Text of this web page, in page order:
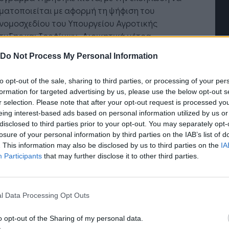
Do Not Process My Personal Information
opt-out of the sale, sharing to third parties, or processing of your
for targeted advertising by us, please use the below opt-out
selection. Please note that after your opt-out request is processed
interest-based ads based on personal information utilized by us
to third parties prior to your opt-out. You may separately
of your personal information by third parties on the IAB’s list of
This information may also be disclosed by us to third parties on the
Participants that may further disclose it to other third parties.
Data Processing Opt Outs
opt-out of the Sharing of my personal data.
με αφορμή τη ψήφιση του
του Υπουργείου Αγροτικής
και Τροφίμων «Διοικητικά μέτρα,
των τροφίμων και των ζωοτροφών, της
των ζωικών υποπροϊόντων και λοιπές
αρμοδιότητας του Υπουργείου Αγροτικής
και Τροφίμων» και την εισαγωγή δύο νέων
θεσμών που βοηθούν στην παραγωγική
προσπάθεια της χώρας, αλλά και
του πρωτογενούς τομέα: το
Αγρόκτημα και την Οικοτεχνία.
μια νέα μορφή επιχειρηματικής
και υπηρεσίες που αναδεικνύουν την
Η Τεχνητή Νοημοσύνη: το νέο
λειτουργικό σύστημα της
επιχείρησης
Οι προσλήψεις
Jobfind.gr ως
«σύμμαχος» για κάθε
επιχείρηση και